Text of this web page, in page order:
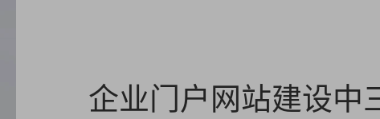
企业门户网站建设中